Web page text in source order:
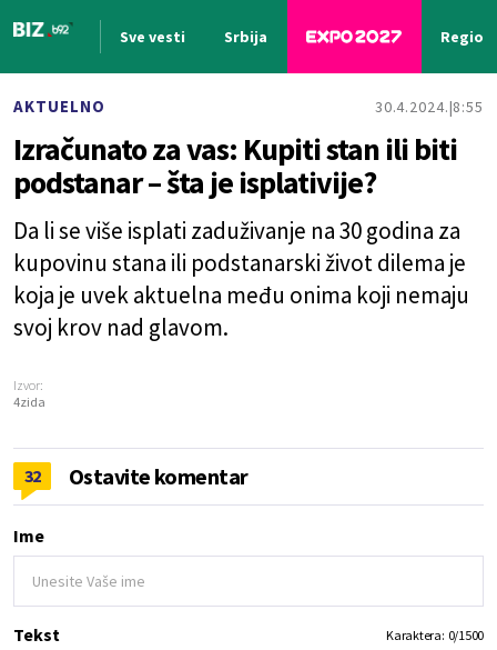
Sve vesti Srbija Region
AKTUELNO 30.4.2024. 8:55
Izračunato za vas: Kupiti stan ili biti
podstanar – šta je isplativije?
Da li se više isplati zaduživanje na 30 godina za
kupovinu stana ili podstanarski život dilema je
koja je uvek aktuelna među onima koji nemaju
svoj krov nad glavom.
Izvor:
4zida
32 Ostavite komentar
Ime
Tekst Karaktera: 0/1500